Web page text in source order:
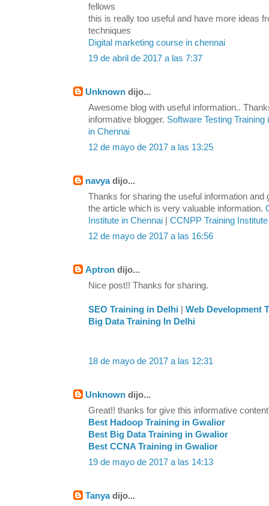
fellows
this is really too useful and have more ideas
techniques
Digital marketing course in chennai
19 de abril de 2017 a las 7:37
Unknown dijo...
Awesome blog with useful information..
informative blogger. Software Testing Training
in Chennai
12 de mayo de 2017 a las 13:25
navyadijo...
Thanks for sharing the useful information and
the article which is very valuable information.
Institute in Chennai
CCNPP Training
12 de mayo de 2017 a las 16:56
Aptron dijo...
Nice post!! Thanks for sharing.
SEO Training in Delhi
Web Development
Big Data Training In Delhi
18 de mayo de 2017 a las 12:31
Unknown dijo...
Great!! thanks for give this informative
Best Hadoop Training in Gwalior
Best Big Data Training in Gwalior
Best CCNA Training in Gwalior
19 de mayo de 2017 a las 14:13
Tanyadijo...